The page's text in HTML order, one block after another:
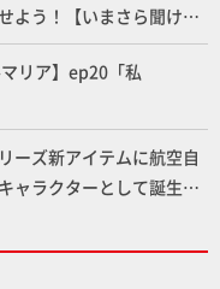
よう！【いまさら聞けな
りとパネルライン】
リア】ep20「私
ーズ新アイテムに航空自
ャラクターとして誕生し